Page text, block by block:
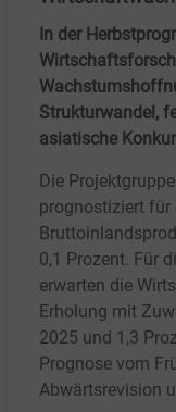
In der
Strukturwandel,
asiatische
Die
prognostiziert für
0,1 Prozent. Für
erwarten die
Erholung mit
2025 und 1,3
Prognose vom
Abwärtsrevision